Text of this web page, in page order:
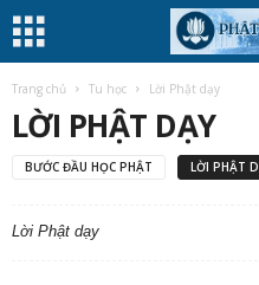
Trang chủ Tu học Lời Phật dạy
LỜI PHẬT DẠY
BƯỚC ĐẦU HỌC PHẬT LỜI PHẬT
Lời Phật dạy